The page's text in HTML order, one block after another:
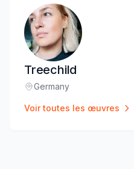
Treechild
Lieu:
Germany
Voir toutes les œuvres